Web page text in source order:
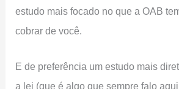
estudo mais focado no que a OAB
cobrar de você.
E de preferência um estudo mais
a lei (que é algo que sempre falo